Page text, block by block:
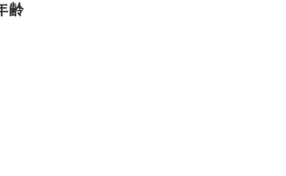
齢